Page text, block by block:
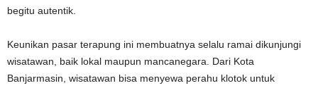
begitu autentik.
Keunikan pasar terapung ini membuatnya selalu ramai dikunjungi
wisatawan, baik lokal maupun mancanegara. Dari Kota
Banjarmasin, wisatawan bisa menyewa perahu klotok untuk